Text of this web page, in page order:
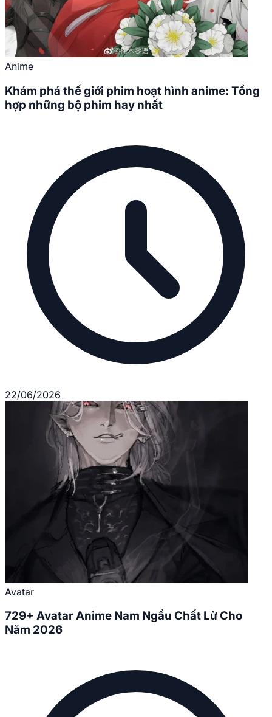
Anime
Khám phá thế giới phim hoạt hình anime: Tổng
hợp những bộ phim hay nhất
22/06/2026
Avatar
729+ Avatar Anime Nam Ngầu Chất Lừ Cho
Năm 2026